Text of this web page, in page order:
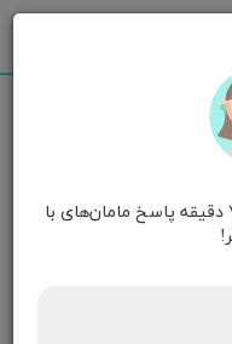
شد البته تا هفت الی
سوالت رو همین الان بپرس و کمتر از ۷ دقیقه پاسخ مامان‌های با